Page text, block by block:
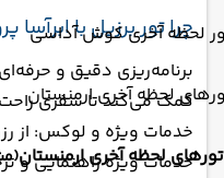
لحظه آخری کوش آداسی
لحظه آخری ارمنستان
تورهای لحظه آخری ارمنستان
چرا تور برزیل با ابرآسا
برنامه‌ریزی دقیق و
کمک می‌کند تا سفری
خدمات ویژه و لوکس: از
خدمات ویژه راهنمایی و